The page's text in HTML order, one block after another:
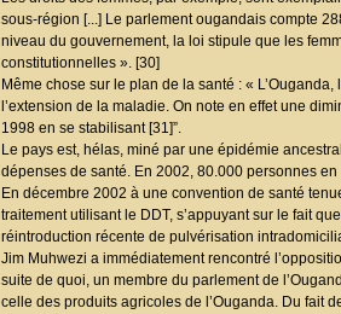
sous-région [...] Le parlement ougandais compte
niveau du gouvernement, la loi stipule que les
constitutionnelles ». [30]
Même chose sur le plan de la santé : «
l’extension de la maladie. On note en effet une
1998 en se stabilisant [31]”.
Le pays est, hélas, miné par une épidémie
dépenses de santé. En 2002, 80.000 personnes
En décembre 2002 à une convention de santé
traitement utilisant le DDT, s’appuyant sur le fait
réintroduction récente de pulvérisation
Jim Muhwezi a immédiatement rencontré
suite de quoi, un membre du parlement de
celle des produits agricoles de l’Ouganda. Du fait